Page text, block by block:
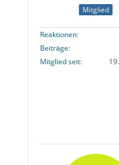
Mitglied
Reaktionen
Beiträge
Mitglied seit